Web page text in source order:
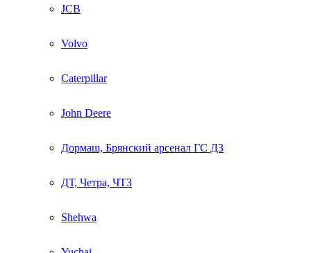
JCB
Volvo
Caterpillar
John Deere
Дормаш, Брянский арсенал ГС ДЗ
ДТ, Четра, ЧТЗ
Shehwa